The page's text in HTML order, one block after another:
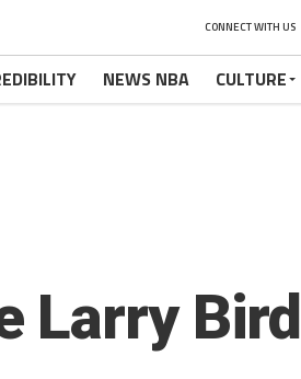
CONNECT WITH US
NEWS NBA CULTURE
Larry Bird